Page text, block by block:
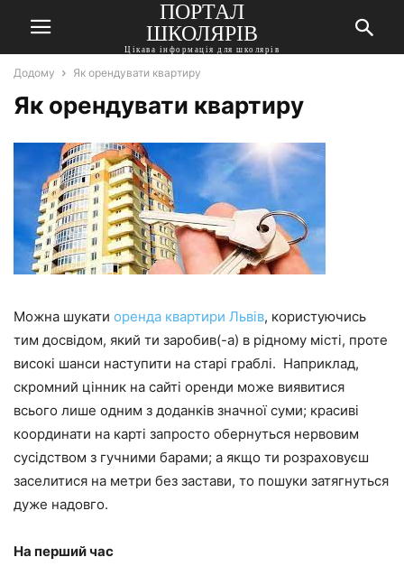
ПОРТАЛ
ШКОЛЯРІВ
Цікава інформація для школярів
Додому Як орендувати квартиру
Як орендувати квартиру
Можна шукати оренда квартири Львів, користуючись
тим досвідом, який ти заробив(-а) в рідному місті, проте
високі шанси наступити на старі граблі. Наприклад,
скромний цінник на сайті оренди може виявитися
всього лише одним з доданків значної суми; красиві
координати на карті запросто обернуться нервовим
сусідством з гучними барами; а якщо ти розраховуєш
заселитися на метри без застави, то пошуки затягнуться
дуже надовго.
На перший час